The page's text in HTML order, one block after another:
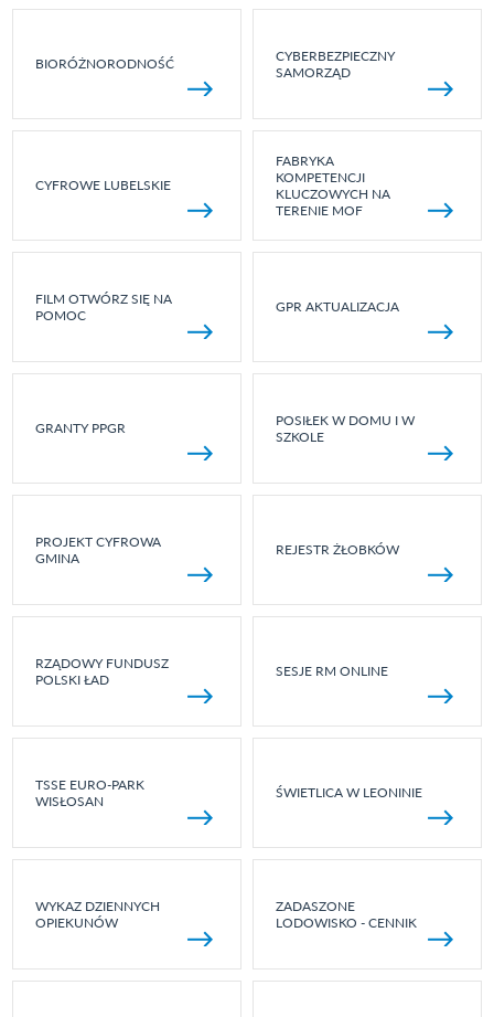
BIORÓŻNORODNOŚĆ
CYBERBEZPIECZNY
SAMORZĄD
CYFROWE LUBELSKIE
FABRYKA
KOMPETENCJI
KLUCZOWYCH NA
TERENIE MOF
FILM OTWÓRZ SIĘ NA
POMOC
GPR AKTUALIZACJA
GRANTY PPGR
POSIŁEK W DOMU I W
SZKOLE
PROJEKT CYFROWA
GMINA
REJESTR ŻŁOBKÓW
RZĄDOWY FUNDUSZ
POLSKI ŁAD
SESJE RM ONLINE
TSSE EURO-PARK
WISŁOSAN
ŚWIETLICA W LEONINIE
WYKAZ DZIENNYCH
OPIEKUNÓW
ZADASZONE
LODOWISKO - CENNIK